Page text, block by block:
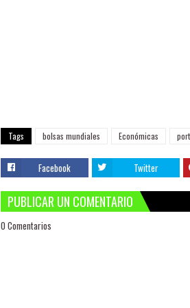
Tags bolsas mundiales Económicas
Facebook Twitter
PUBLICAR UN COMENTARIO
0 Comentarios